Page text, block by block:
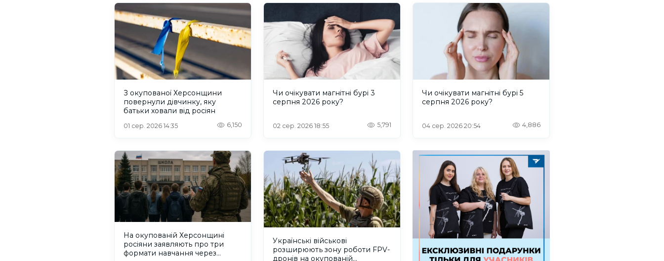
З окупованої Херсонщини
повернули дівчинку, яку
батьки ховали від росіян
01 сер. 2026 14:35 6,150
Чи очікувати магнітні бурі 3
серпня 2026 року?
02 сер. 2026 18:55 5,791
Чи очікувати магнітні бурі 5
серпня 2026 року?
04 сер. 2026 20:54 4,886
На окупованій Херсонщині
росіяни заявляють про три
формати навчання через
Українські військові
розширюють зону роботи FPV-
дронів на окупованій